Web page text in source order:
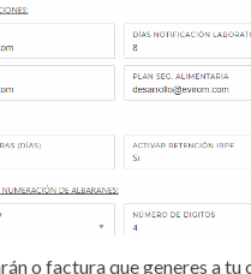
o factura que generes a